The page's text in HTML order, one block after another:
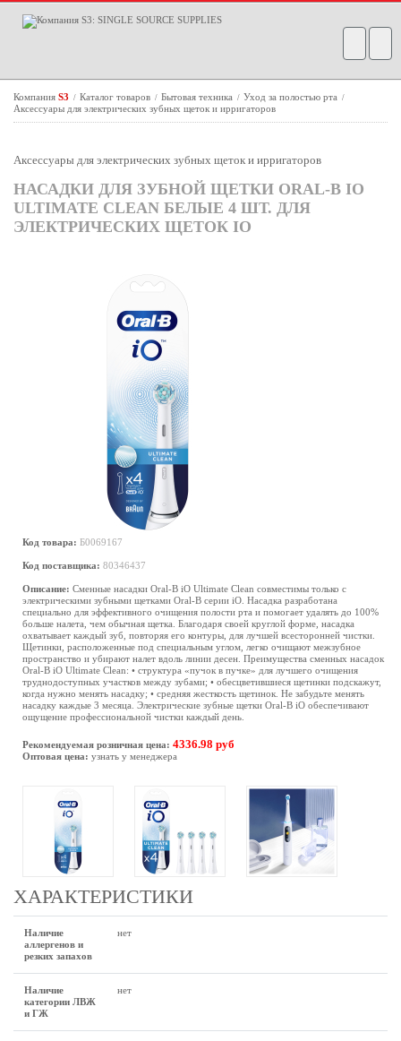
Компания S3 / Каталог товаров / Бытовая техника / Уход за полостью рта /
Аксессуары для электрических зубных щеток и ирригаторов
Аксессуары для электрических зубных щеток и ирригаторов
НАСАДКИ ДЛЯ ЗУБНОЙ ЩЕТКИ ORAL-B IO
ULTIMATE CLEAN БЕЛЫЕ 4 ШТ. ДЛЯ
ЭЛЕКТРИЧЕСКИХ ЩЕТОК IO
Код товара: Б0069167
Код поставщика: 80346437
Описание: Сменные насадки Oral-B iO Ultimate Clean совместимы только с
электрическими зубными щетками Oral-B серии iO. Насадка разработана
специально для эффективного очищения полости рта и помогает удалять до 100%
больше налета, чем обычная щетка. Благодаря своей круглой форме, насадка
охватывает каждый зуб, повторяя его контуры, для лучшей всесторонней чистки.
Щетинки, расположенные под специальным углом, легко очищают межзубное
пространство и убирают налет вдоль линии десен. Преимущества сменных насадок
Oral-B iO Ultimate Clean: • структура «пучок в пучке» для лучшего очищения
труднодоступных участков между зубами; • обесцветившиеся щетинки подскажут,
когда нужно менять насадку; • средняя жесткость щетинок. Не забудьте менять
насадку каждые 3 месяца. Электрические зубные щетки Oral-B iO обеспечивают
ощущение профессиональной чистки каждый день.
Рекомендуемая розничная цена: 4336.98 руб
Оптовая цена: узнать у менеджера
ХАРАКТЕРИСТИКИ
Наличие
аллергенов и
резких запахов
нет
Наличие
категории ЛВЖ
и ГЖ
нет